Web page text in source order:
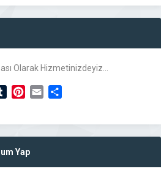
Olarak Hizmetinizdeyiz…
TumblrPinterest
Email
Yap